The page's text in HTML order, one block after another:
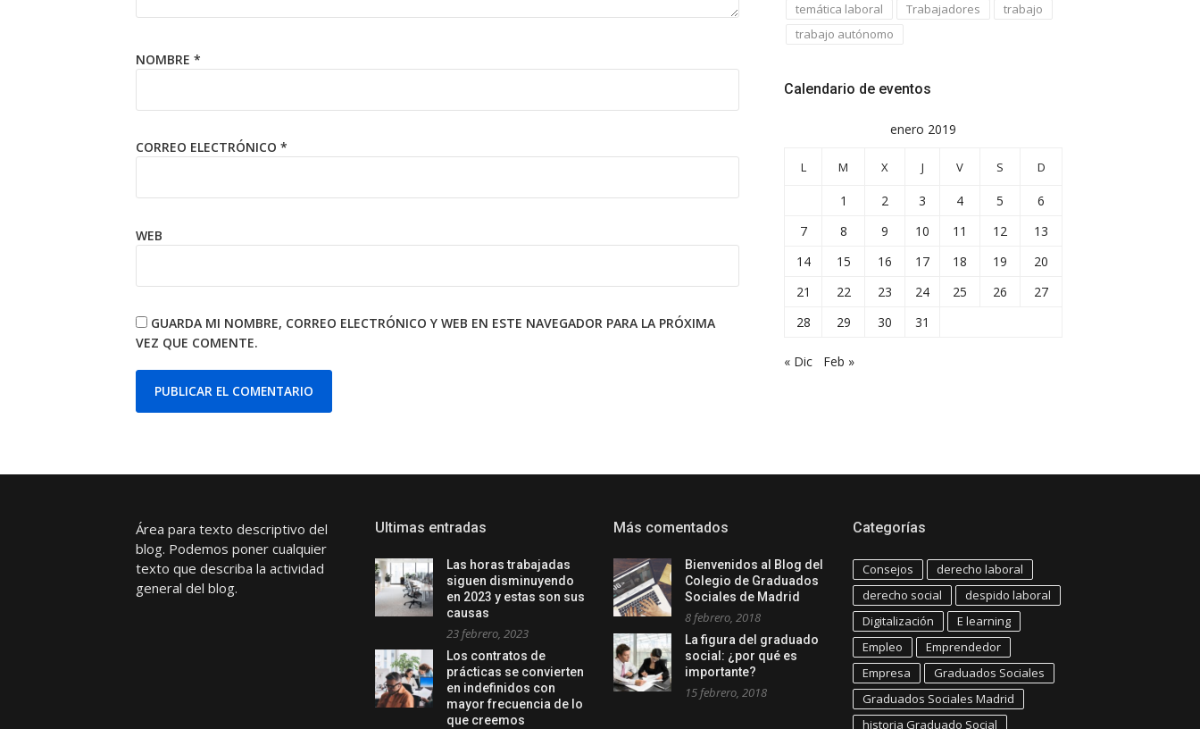
NOMBRE *
CORREO ELECTRÓNICO *
WEB
GUARDA MI NOMBRE, CORREO ELECTRÓNICO Y WEB EN ESTE NAVEGADOR PARA LA PRÓXIMA
VEZ QUE COMENTE.
temática laboral
Trabajadores
trabajo
trabajo autónomo
Calendario de eventos
enero 2019
L M X J V S D
1 2 3 4 5
6
7
8 9 10 11 12
13
14
15 16 17 18 19
20
21
22 23 24 25 26
27
28
29 30 31
« Dic Feb »
Área para texto descriptivo del
blog. Podemos poner cualquier
texto que describa la actividad
general del blog.
Ultimas entradas
Las horas trabajadas
siguen disminuyendo
en 2023 y estas son sus
causas
23 febrero, 2023
Los contratos de
prácticas se convierten
en indefinidos con
mayor frecuencia de lo
que creemos
Más comentados
Bienvenidos al Blog del
Colegio de Graduados
Sociales de Madrid
8 febrero, 2018
La figura del graduado
social: ¿por qué es
importante?
15 febrero, 2018
Categorías
Consejos
derecho laboral
derecho social
despido laboral
Digitalización
E learning
Empleo
Emprendedor
Empresa
Graduados Sociales
Graduados Sociales Madrid
historia Graduado Social